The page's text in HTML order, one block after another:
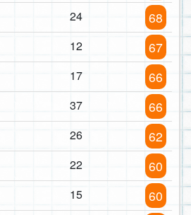
24 68
12 67
17 66
37 66
26 62
22 60
15 60